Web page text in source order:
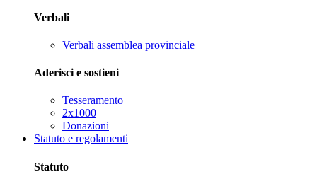
Verbali
Verbali assemblea provinciale
Aderisci e sostieni
Tesseramento
2x1000
Donazioni
Statuto e regolamenti
Statuto